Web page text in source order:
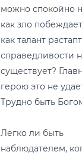
можно спокойно
как зло
как талант
справедливости
существует?
герою это не
Трудно быть
Легко ли быть
наблюдателем,